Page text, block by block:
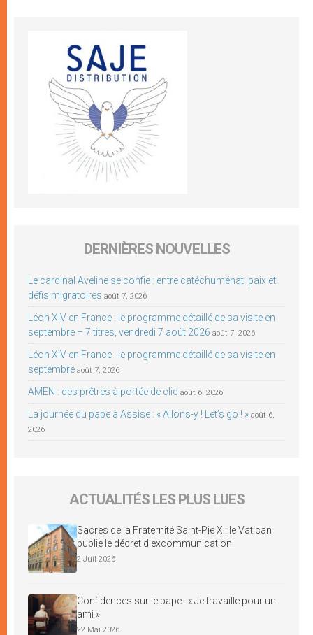
DERNIÈRES NOUVELLES
Le cardinal Aveline se confie : entre catéchuménat, paix et
défis migratoires août 7, 2026
Léon XIV en France : le programme détaillé de sa visite en
septembre – 7 titres, vendredi 7 août 2026 août 7, 2026
Léon XIV en France : le programme détaillé de sa visite en
septembre août 7, 2026
AMEN : des prêtres à portée de clic août 6, 2026
La journée du pape à Assise : « Allons-y ! Let’s go ! » août 6,
2026
ACTUALITÉS LES PLUS LUES
Sacres de la Fraternité Saint-Pie X : le Vatican
publie le décret d’excommunication
2 Juil 2026
Confidences sur le pape : « Je travaille pour un
ami »
22 Mai 2026